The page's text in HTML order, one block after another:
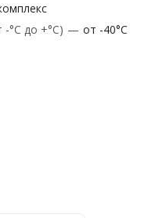
-°С до +°С) — от -40°С